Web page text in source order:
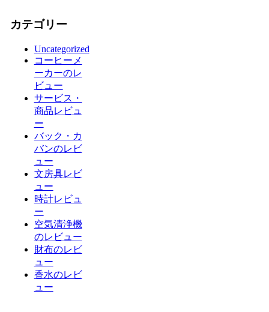
カテゴリー
Uncategorized
コーヒーメ
ーカーのレ
ビュー
サービス・
商品レビュ
ー
バック・カ
バンのレビ
ュー
文房具レビ
ュー
時計レビュ
ー
空気清浄機
のレビュー
財布のレビ
ュー
香水のレビ
ュー